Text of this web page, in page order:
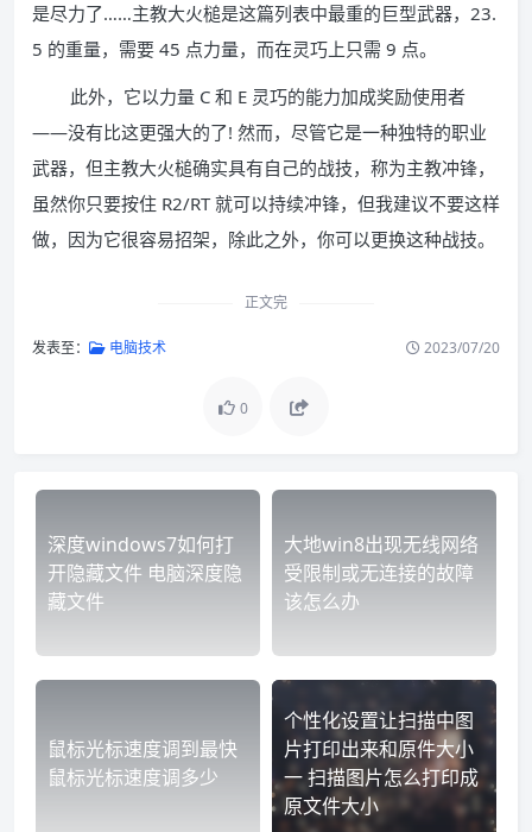
是尽力了……主教大火槌是这篇列表中最重的巨型武器，23.
5 的重量，需要 45 点力量，而在灵巧上只需 9 点。
此外，它以力量 C 和 E 灵巧的能力加成奖励使用者
——没有比这更强大的了! 然而，尽管它是一种独特的职业
武器，但主教大火槌确实具有自己的战技，称为主教冲锋，
虽然你只要按住 R2/RT 就可以持续冲锋，但我建议不要这样
做，因为它很容易招架，除此之外，你可以更换这种战技。
正文完
发表至： 电脑技术 2023/07/20
0
深度windows7如何打
开隐藏文件 电脑深度隐
藏文件
大地win8出现无线网络
受限制或无连接的故障
该怎么办
鼠标光标速度调到最快
鼠标光标速度调多少
个性化设置让扫描中图
片打印出来和原件大小
一 扫描图片怎么打印成
原文件大小